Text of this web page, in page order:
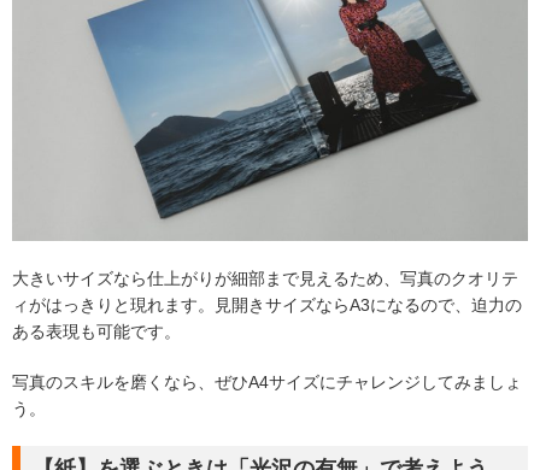
大きいサイズなら仕上がりが細部まで見えるため、写真のクオリテ
ィがはっきりと現れます。見開きサイズならA3になるので、迫力の
ある表現も可能です。
写真のスキルを磨くなら、ぜひA4サイズにチャレンジしてみましょ
う。